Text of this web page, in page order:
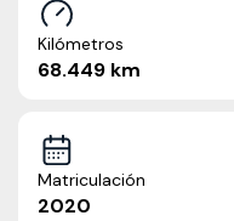
Kilómetros
68.449 km
Matriculación
2020